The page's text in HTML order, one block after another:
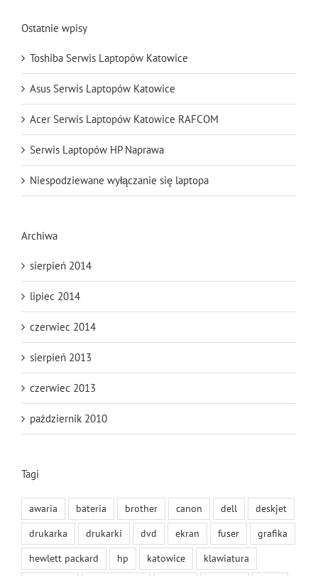
Ostatnie wpisy
Toshiba Serwis Laptopów Katowice
Asus Serwis Laptopów Katowice
Acer Serwis Laptopów Katowice RAFCOM
Serwis Laptopów HP Naprawa
Niespodziewane wyłączanie się laptopa
Archiwa
sierpień 2014
lipiec 2014
czerwiec 2014
sierpień 2013
czerwiec 2013
październik 2010
Tagi
awaria bateria brother canon dell
deskjet
drukarka
drukarki dvd ekran fuser
grafika
hewlett packard
hp katowice
klawiatura